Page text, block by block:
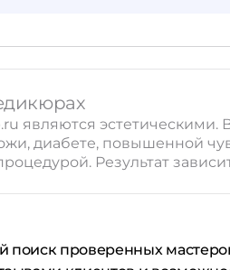
являются
диабете, повышенной
Результат
поиск проверенных